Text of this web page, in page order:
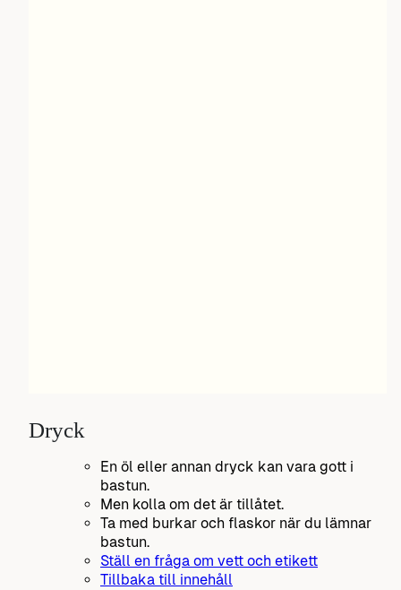
Dryck
En öl eller annan dryck kan vara gott i
bastun.
Men kolla om det är tillåtet.
Ta med burkar och flaskor när du lämnar
bastun.
Ställ en fråga om vett och etikett
Tillbaka till innehåll